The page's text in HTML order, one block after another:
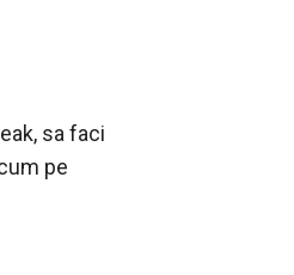
sa faci
pe